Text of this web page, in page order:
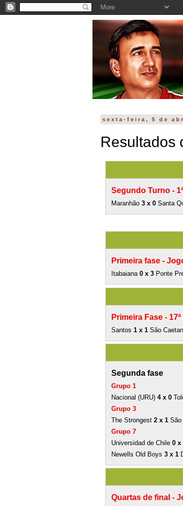
sexta-feira, 5 de
Resultados
Segundo Turno -
Maranhão 3 x 0 Santa
Primeira fase -
Itabaiana 0 x 3 Ponte
Primeira Fase -
Santos 1 x 1 São
Segunda fase
Grupo 1
Nacional (URU) 4 x 0
Grupo 3
The Strongest 2 x 1São
Grupo 7
Universidad de Chile 0 x
Newells Old Boys 3 x 1
Quartas de final -